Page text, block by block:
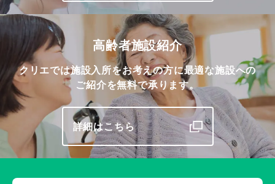
高齢者施設紹介
クリエでは施設入所をお考えの方に最適な施設への
ご紹介を無料で承ります。
詳細はこちら